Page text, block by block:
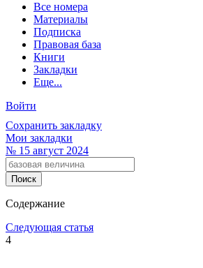
Все номера
Материалы
Подписка
Правовая база
Книги
Закладки
Еще...
Войти
Сохранить закладку
Мои закладки
№ 15 август 2024
Содержание
Следующая статья
4